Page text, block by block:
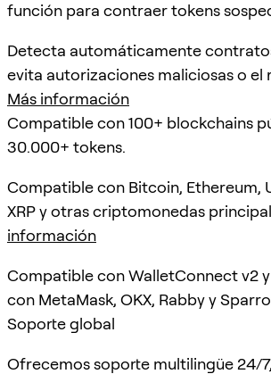
función para contraer tokens
Detecta automáticamente
evita autorizaciones maliciosas o el
Más información
Compatible con 100+ blockchains
30.000+ tokens.
Compatible con Bitcoin, Ethereum,
XRP y otras criptomonedas
información
Compatible con WalletConnect v2
con MetaMask, OKX, Rabby y
Soporte global
Ofrecemos soporte multilingüe 24/